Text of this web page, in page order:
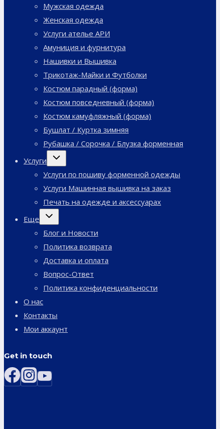
Мужская одежда
Женская одежда
Услуги ателье АРИ
Амуниция и фурнитура
Нашивки и Вышивка
Трикотаж-Майки и Футболки
Костюм парадный (форма)
Костюм повседневный (форма)
Костюм камуфляжный (форма)
Бушлат / Куртка зимняя
Рубашка / Сорочка / Блузка форменная
Услуги
Переключить
дочернее
Услуги по пошиву форменной одежды
Услуги Машинная вышивка на заказ
Печать на одежде и аксессуарах
Еще
Переключить
дочернее
Блог и Новости
Политика возврата
Доставка и оплата
Вопрос-Ответ
Политика конфиденциальности
О нас
Контакты
Мои аккаунт
Get in touch